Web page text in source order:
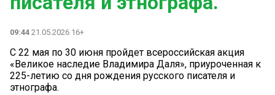
09:44 21.05.2026 16+
С 22 мая по 30 июня пройдет всероссийская акция
«Великое наследие Владимира Даля», приуроченная к
225-летию со дня рождения русского писателя и
этнографа.